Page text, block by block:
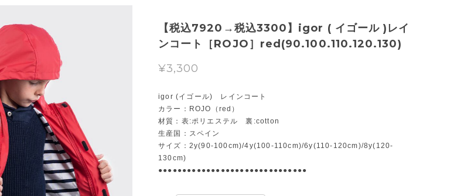
【税込7920→税込3300】igor ( イゴール )レイ
ンコート［ROJO］red(90.100.110.120.130)
¥3,300
igor (イゴール) レインコート
カラー：ROJO（red）
材質：表:ポリエステル 裏:cotton
生産国：スペイン
サイズ：2y(90-100cm)/4y(100-110cm)/6y(110-120cm)/8y(120-
130cm)
●●●●●●●●●●●●●●●●●●●●●●●●●●●●●●●